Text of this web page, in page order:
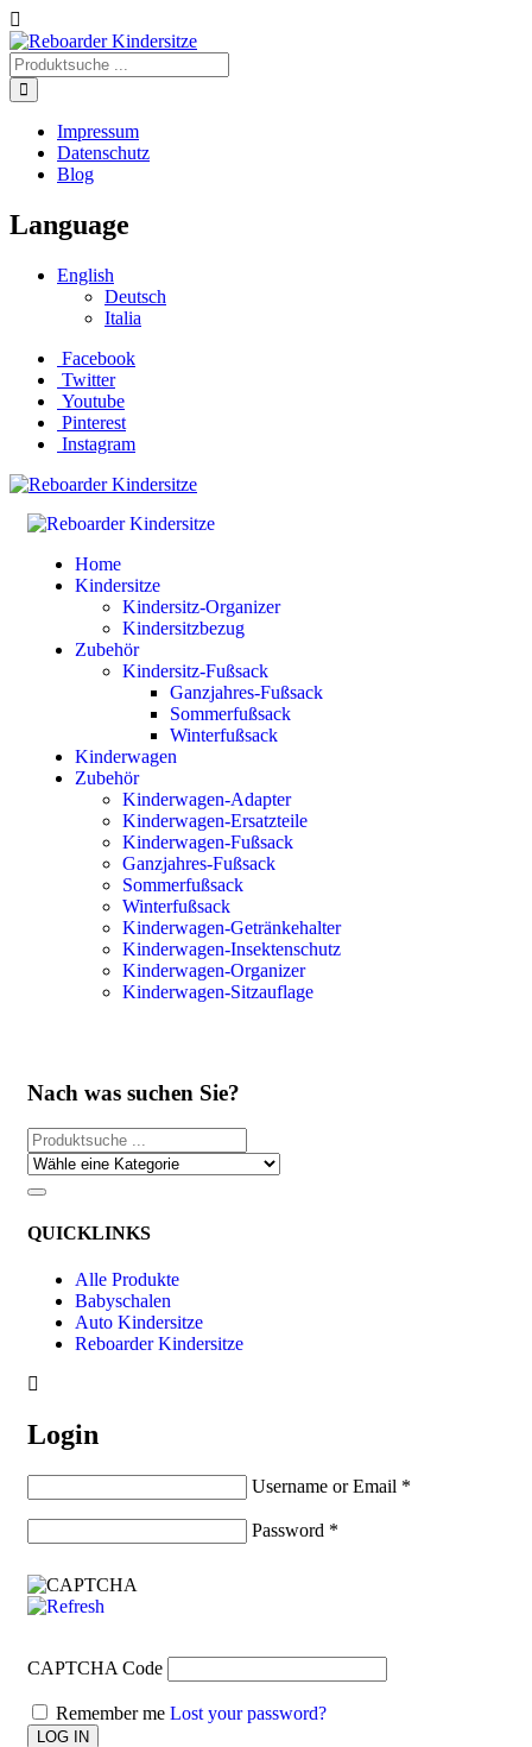
Impressum
Datenschutz
Blog
Language
English
Deutsch
Italia
Facebook
Twitter
Youtube
Pinterest
Instagram
Home
Kindersitze
Kindersitz-Organizer
Kindersitzbezug
Zubehör
Kindersitz-Fußsack
Ganzjahres-Fußsack
Sommerfußsack
Winterfußsack
Kinderwagen
Zubehör
Kinderwagen-Adapter
Kinderwagen-Ersatzteile
Kinderwagen-Fußsack
Ganzjahres-Fußsack
Sommerfußsack
Winterfußsack
Kinderwagen-Getränkehalter
Kinderwagen-Insektenschutz
Kinderwagen-Organizer
Kinderwagen-Sitzauflage
Nach was suchen Sie?
QUICKLINKS
Alle Produkte
Babyschalen
Auto Kindersitze
Reboarder Kindersitze
Login
Username or Email *
Password *
CAPTCHA Code
Remember me Lost your password?